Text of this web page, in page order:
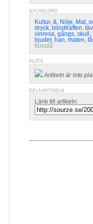
NYCKELORD
Kultur, &, Nöje, Mat,
dryck, blindträffen,
vinresa, gångs, skull ,
bjuder, han, maten,
föreslå
PLATS
Artikeln är inte
DELA ARTIKELN
Länk till artikeln: